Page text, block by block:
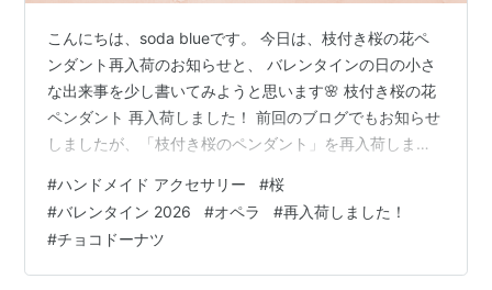
こんにちは、soda blueです。 今日は、枝付き桜の花ペ
ンダント再入荷のお知らせと、 バレンタインの日の小さ
な出来事を少し書いてみようと思います🌸 枝付き桜の花
ペンダント 再入荷しました！ 前回のブログでもお知らせ
しましたが、「枝付き桜のペンダント」を再入荷しまし
先に咲いた、淡いピンクの花びらの桜をイメージして。
やわらかさの中に、ほんの少しきちんと感もあるデザイ
ンです。 卒業式や入学式の装いにはもちろん、 春のお出
かけにもぴったりなペンダントです。 無料ラッピングに
#ハンドメイド アクセサリー #桜
#バレンタイン 2026 #オペラ #再入荷しました！
#チョコドーナツ